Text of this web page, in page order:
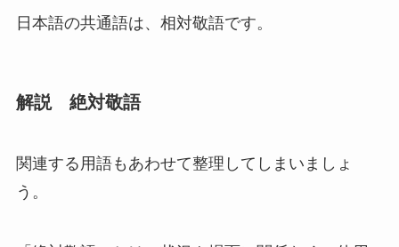
日本語の共通語は、相対敬語です。
解説 絶対敬語
関連する用語もあわせて整理してしまいましょ
う。